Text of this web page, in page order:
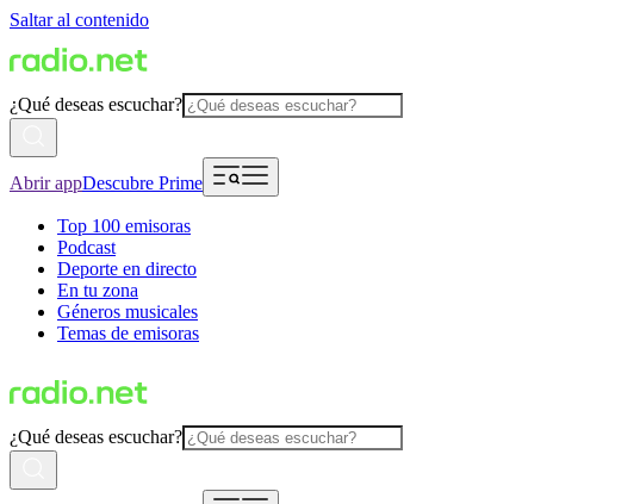
Saltar al contenido
¿Qué deseas escuchar?
Abrir appDescubre Prime
Top 100 emisoras
Podcast
Deporte en directo
En tu zona
Géneros musicales
Temas de emisoras
¿Qué deseas escuchar?